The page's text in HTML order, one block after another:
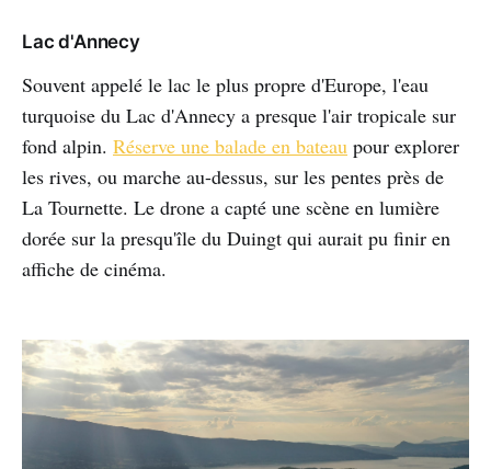
Lac d'Annecy
Souvent appelé le lac le plus propre d'Europe, l'eau
turquoise du Lac d'Annecy a presque l'air tropicale sur
fond alpin. Réserve une balade en bateau pour explorer
les rives, ou marche au-dessus, sur les pentes près de
La Tournette. Le drone a capté une scène en lumière
dorée sur la presqu'île du Duingt qui aurait pu finir en
affiche de cinéma.